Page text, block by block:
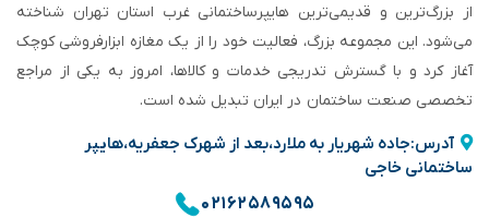
از بزرگ‌ترین و قدیمی‌ترین هایپرساختمانی‌ غرب استان تهران شناخته
می‌شود. این مجموعه بزرگ، فعالیت خود را از یک مغازه ابزارفروشی کوچک
آغاز کرد و با گسترش تدریجی خدمات و کالاها، امروز به یکی از مراجع
تخصصی صنعت ساختمان در ایران تبدیل شده است.
آدرس:جاده شهریار به ملارد،بعد از شهرک جعفریه،هایپر
ساختمانی خاجی
۰۲۱۶۲۵۸۹۵۹۵